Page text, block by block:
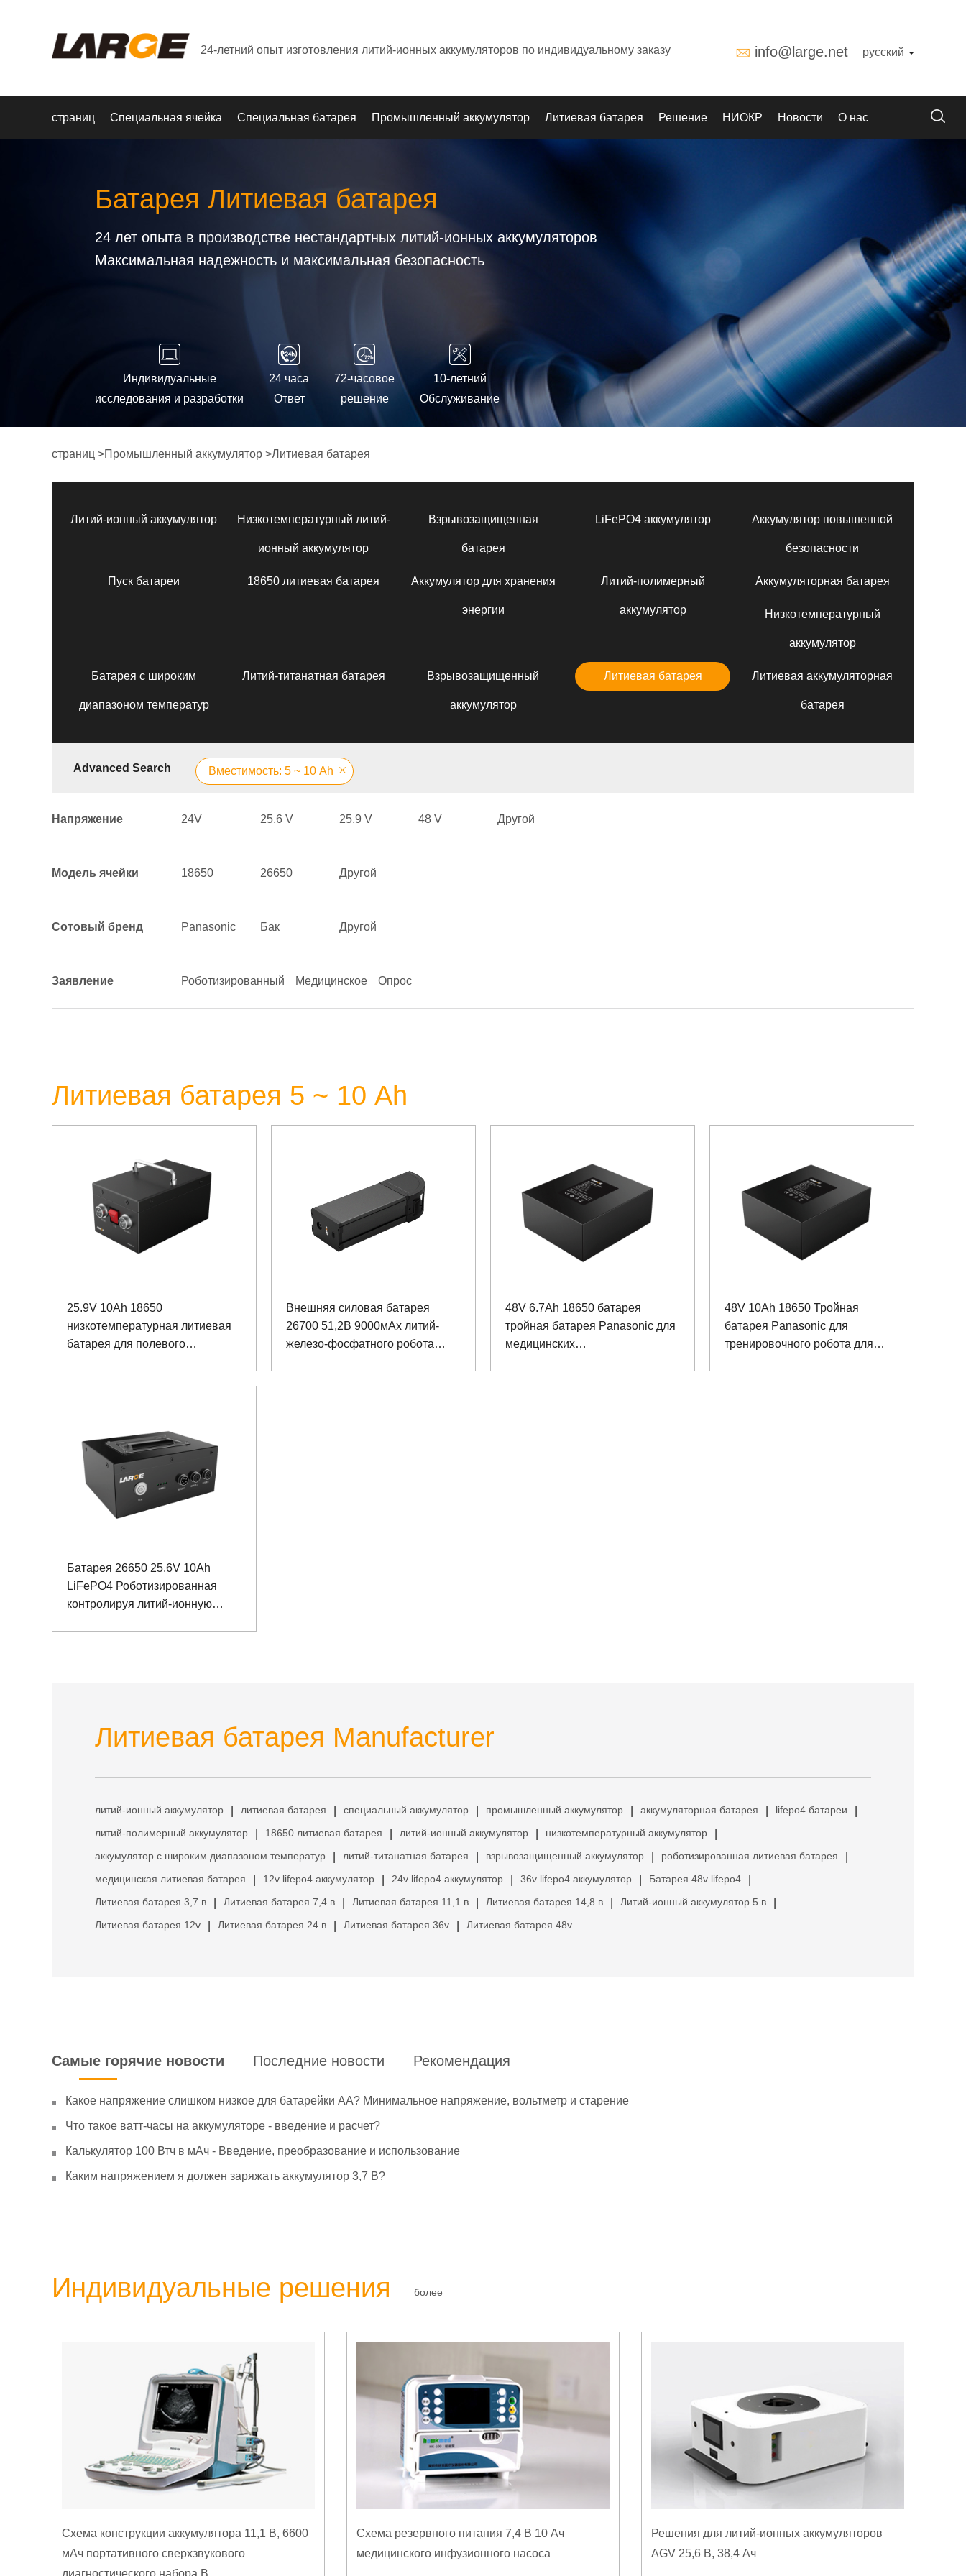
24-летний опыт изготовления литий-ионных аккумуляторов по индивидуальному заказу info@large.net русский
страниц Специальная ячейка Специальная батарея Промышленный аккумулятор Литиевая батарея Решение НИОКР Новости О нас
Батарея Литиевая батарея
24 лет опыта в производстве нестандартных литий-ионных аккумуляторов
Максимальная надежность и максимальная безопасность
Индивидуальные
исследования и разработки
24 часа
Ответ
72-часовое
решение
10-летний
Обслуживание
страниц >Промышленный аккумулятор >Литиевая батарея
Литий-ионный аккумулятор Низкотемпературный литий-
ионный аккумулятор
Взрывозащищенная
батарея
LiFePO4 аккумулятор Аккумулятор повышенной
безопасности
Пуск батареи 18650 литиевая батарея Аккумулятор для хранения
энергии
Литий-полимерный
аккумулятор
Аккумуляторная батарея
Низкотемпературный
аккумулятор
Батарея с широким
диапазоном температур
Литий-титанатная батарея Взрывозащищенный
аккумулятор
Литиевая батарея Литиевая аккумуляторная
батарея
Advanced Search Вместимость: 5 ~ 10 Аh
Напряжение 24V 25,6 V 25,9 V 48 V Другой
Модель ячейки 18650 26650 Другой
Сотовый бренд Panasonic Бак Другой
Заявление Роботизированный Медицинское Опрос
Литиевая батарея 5 ~ 10 Аh
25.9V 10Ah 18650
низкотемпературная литиевая
батарея для полевого
Внешняя силовая батарея
26700 51,2В 9000мАх литий-
железо-фосфатного робота
48V 6.7Ah 18650 батарея
тройная батарея Panasonic для
медицинских
48V 10Ah 18650 Тройная
батарея Panasonic для
тренировочного робота для
Батарея 26650 25.6V 10Ah
LiFePO4 Роботизированная
контролируя литий-ионную
Литиевая батарея Manufacturer
литий-ионный аккумулятор литиевая батарея специальный аккумулятор промышленный аккумулятор аккумуляторная батарея lifepo4 батареи
литий-полимерный аккумулятор 18650 литиевая батарея литий-ионный аккумулятор низкотемпературный аккумулятор
аккумулятор с широким диапазоном температур литий-титанатная батарея взрывозащищенный аккумулятор роботизированная литиевая батарея
медицинская литиевая батарея 12v lifepo4 аккумулятор 24v lifepo4 аккумулятор 36v lifepo4 аккумулятор Батарея 48v lifepo4
Литиевая батарея 3,7 в Литиевая батарея 7,4 в Литиевая батарея 11,1 в Литиевая батарея 14,8 в Литий-ионный аккумулятор 5 в
Литиевая батарея 12v Литиевая батарея 24 в Литиевая батарея 36v Литиевая батарея 48v
Самые горячие новости Последние новости Рекомендация
Какое напряжение слишком низкое для батарейки АА? Минимальное напряжение, вольтметр и старение
Что такое ватт-часы на аккумуляторе - введение и расчет?
Калькулятор 100 Втч в мАч - Введение, преобразование и использование
Каким напряжением я должен заряжать аккумулятор 3,7 В?
Индивидуальные решения более
Схема конструкции аккумулятора 11,1 В, 6600
мАч портативного сверхзвукового
Схема резервного питания 7,4 В 10 Ач
медицинского инфузионного насоса
Решения для литий-ионных аккумуляторов
AGV 25,6 В, 38,4 Ач